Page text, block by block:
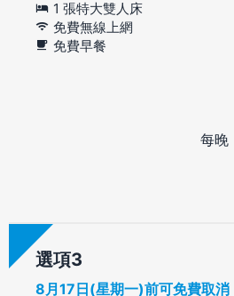
1 張特大雙人床
免費無線上網
免費早餐
每晚
選項
8月17日(星期一)前可免費取消